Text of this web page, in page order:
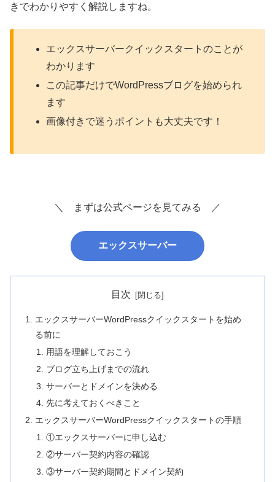
きでわかりやすく解説しますね。
エックスサーバークイックスタートのことが
わかります
この記事だけでWordPressブログを始められ
ます
画像付きで迷うポイントも大丈夫です！
＼ まずは公式ページを見てみる ／
エックスサーバー
目次
エックスサーバーWordPressクイックスタートを始め
る前に
用語を理解しておこう
ブログ立ち上げまでの流れ
サーバーとドメインを決める
先に考えておくべきこと
エックスサーバーWordPressクイックスタートの手順
①エックスサーバーに申し込む
②サーバー契約内容の確認
③サーバー契約期間とドメイン契約